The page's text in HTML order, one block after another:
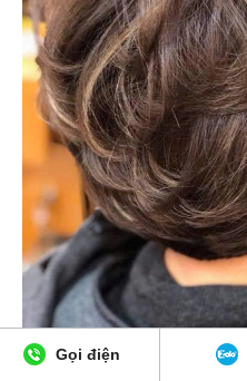
Gọi điện